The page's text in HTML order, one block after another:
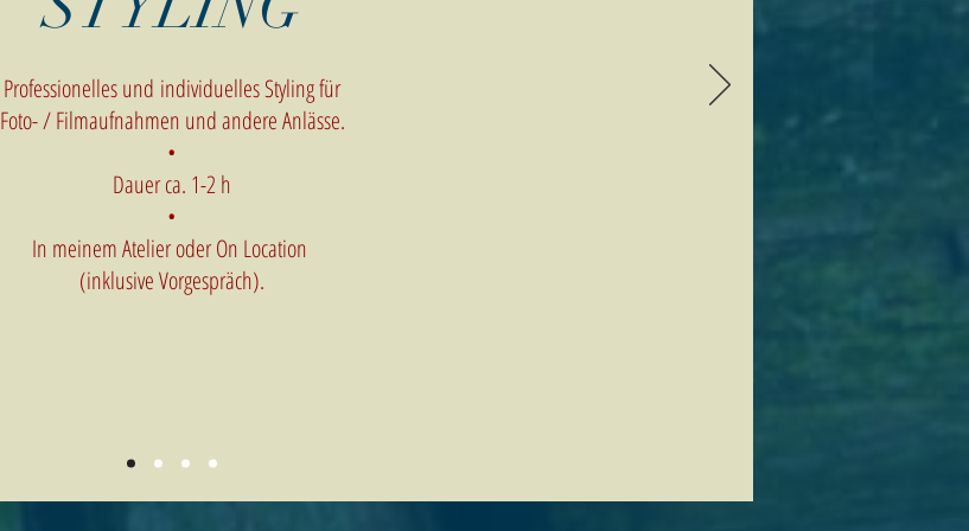
Professionelles und individuelles Styling für
Foto- / Filmaufnahmen und andere Anlässe.
•
Dauer ca. 1-2 h
•
In meinem Atelier oder On Location
(inklusive Vorgespräch).